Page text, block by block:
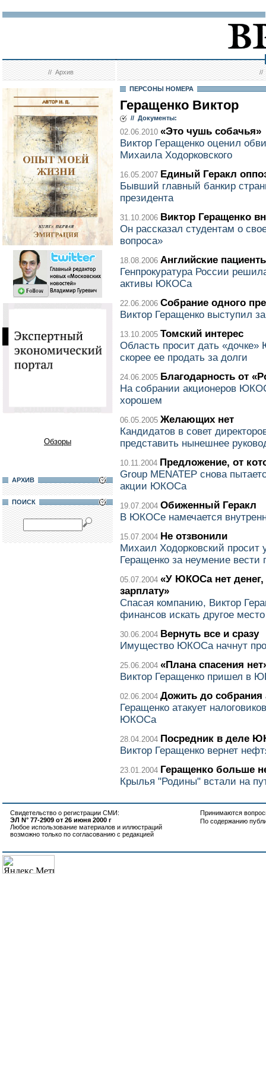
//Архив //
Обзоры
АРХИВ
ПОИСК
ПЕРСОНЫ НОМЕРА
Геращенко Виктор
// Документы:
02.06.2010 «Это чушь собачья»
Виктор Геращенко оценил
Михаила Ходорковского
16.05.2007 Единый Геракл
Бывший главный банкир
президента
31.10.2006 Виктор Геращенко
Он рассказал студентам о
вопроса»
18.08.2006 Английские
Генпрокуратура России
активы ЮКОСа
22.06.2006 Собрание одного
Виктор Геращенко выступил
13.10.2005 Томский интерес
Область просит дать
скорее ее продать за долги
24.06.2005 Благодарность от
На собрании акционеров
хорошем
06.05.2005 Желающих нет
Кандидатов в совет
представить нынешнее
10.11.2004 Предложение, от
Group MENATEP снова
акции ЮКОСа
19.07.2004 Обиженный Геракл
В ЮКОСе намечается
15.07.2004 Не отзвонили
Михаил Ходорковский
Геращенко за неумение вести
05.07.2004 «У ЮКОСа нет
зарплату»
Спасая компанию, Виктор
финансов искать другое
30.06.2004 Вернуть все и сразу
Имущество ЮКОСа начнут
25.06.2004 «Плана спасения
Виктор Геращенко пришел в
02.06.2004 Дожить до собрания
Геращенко атакует
ЮКОСа
28.04.2004 Посредник в деле
Виктор Геращенко вернет
23.01.2004 Геращенко больше
Крылья "Родины" встали на
Свидетельство о регистрации СМИ:
ЭЛ N° 77-2909 от 26 июня 2000 г
Любое использование материалов и иллюстраций
возможно только по согласованию с редакцией
Принимаются
По содержанию